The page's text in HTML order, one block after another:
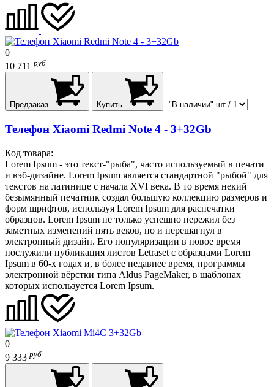
0
10 711 руб
Предзаказ Купить
Телефон Xiaomi Redmi Note 4 - 3+32Gb
Код товара:
Lorem Ipsum - это текст-"рыба", часто используемый в печати
и вэб-дизайне. Lorem Ipsum является стандартной "рыбой" для
текстов на латинице с начала XVI века. В то время некий
безымянный печатник создал большую коллекцию размеров и
форм шрифтов, используя Lorem Ipsum для распечатки
образцов. Lorem Ipsum не только успешно пережил без
заметных изменений пять веков, но и перешагнул в
электронный дизайн. Его популяризации в новое время
послужили публикация листов Letraset с образцами Lorem
Ipsum в 60-х годах и, в более недавнее время, программы
электронной вёрстки типа Aldus PageMaker, в шаблонах
которых используется Lorem Ipsum.
0
9 333 руб